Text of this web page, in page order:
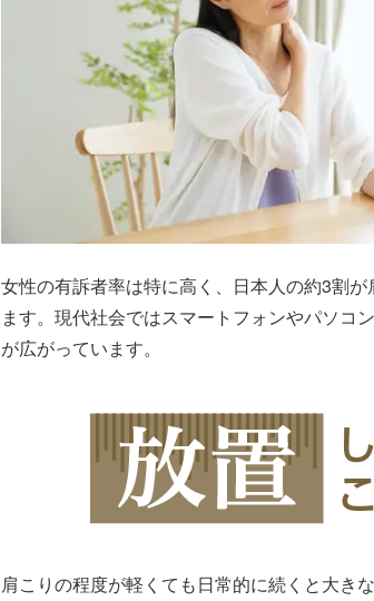
女性の有訴者率は特に高く、日本人の約3割
ます。現代社会ではスマートフォンやパソコ
が広がっています。
肩こりの程度が軽くても日常的に続くと大き